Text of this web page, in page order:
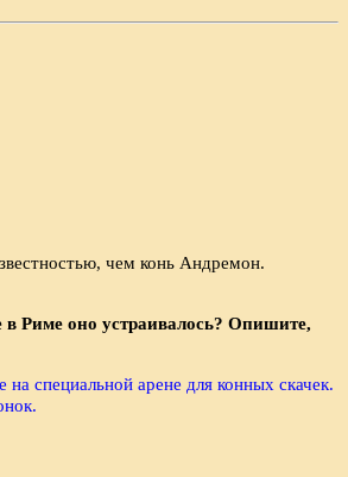
чем конь Андремон.
в Риме оно устраива­лось? Опишите,
специальной арене для конных скачек.